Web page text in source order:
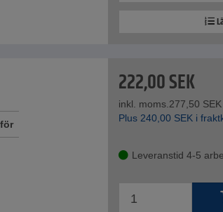
222,00SEK
inkl. moms.277,50 SEK
Plus 240,00 SEK i
Leveranstid 4-5